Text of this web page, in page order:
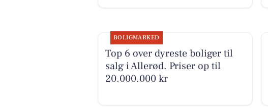
BOLIGMARKED
Top 6 over dyreste boliger til
salg i Allerød. Priser op til
20.000.000 kr